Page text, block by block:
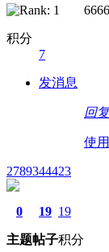
积分
7
发消息
回复
使
2789344423
0
主题
19
帖子
19
积分